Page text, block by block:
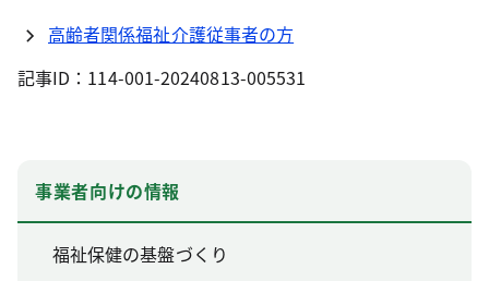
高齢者関係福祉介護従事者の方
記事ID：114-001-20240813-005531
事業者向けの情報
福祉保健の基盤づくり